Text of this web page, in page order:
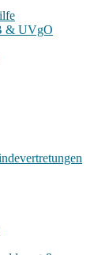
& UVgO